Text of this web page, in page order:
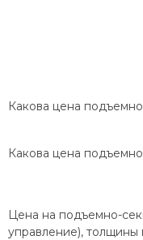
Какова цена
Какова цена
Цена на подъемно-
управление), толщины